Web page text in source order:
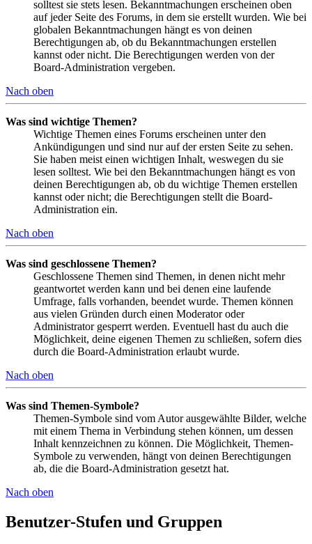
solltest sie stets lesen. Bekanntmachungen erscheinen oben
auf jeder Seite des Forums, in dem sie erstellt wurden. Wie bei
globalen Bekanntmachungen hängt es von deinen
Berechtigungen ab, ob du Bekanntmachungen erstellen
kannst oder nicht. Die Berechtigungen werden von der
Board-Administration vergeben.
Nach oben
Was sind wichtige Themen?
Wichtige Themen eines Forums erscheinen unter den
Ankündigungen und sind nur auf der ersten Seite zu sehen.
Sie haben meist einen wichtigen Inhalt, weswegen du sie
lesen solltest. Wie bei den Bekanntmachungen hängt es von
deinen Berechtigungen ab, ob du wichtige Themen erstellen
kannst oder nicht; die Berechtigungen stellt die Board-
Administration ein.
Nach oben
Was sind geschlossene Themen?
Geschlossene Themen sind Themen, in denen nicht mehr
geantwortet werden kann und bei denen eine laufende
Umfrage, falls vorhanden, beendet wurde. Themen können
aus vielen Gründen durch einen Moderator oder
Administrator gesperrt werden. Eventuell hast du auch die
Möglichkeit, deine eigenen Themen zu schließen, sofern dies
durch die Board-Administration erlaubt wurde.
Nach oben
Was sind Themen-Symbole?
Themen-Symbole sind vom Autor ausgewählte Bilder, welche
mit einem Thema in Verbindung stehen können, um dessen
Inhalt kennzeichnen zu können. Die Möglichkeit, Themen-
Symbole zu verwenden, hängt von deinen Berechtigungen
ab, die die Board-Administration gesetzt hat.
Nach oben
Benutzer-Stufen und Gruppen